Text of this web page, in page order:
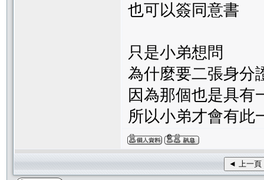
也可以簽同意書
只是小弟想問
為什麼要二張身分
因為那個也是具有
所以小弟才會有此
◄ 上一頁